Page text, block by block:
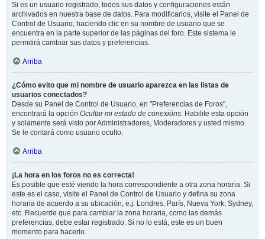
Si es un usuario registrado, todos sus datos y configuraciones están
archivados en nuestra base de datos. Para modificarlos, visite el Panel de
Control de Usuario; haciendo clic en su nombre de usuario que se
encuentra en la parte superior de las páginas del foro. Este sistema le
permitirá cambiar sus datos y preferencias.
Arriba
¿Cómo evito que mi nombre de usuario aparezca en las listas de
usuarios conectados?
Desde su Panel de Control de Usuario, en "Preferencias de Foros",
encontrará la opción Ocultar mi estado de conexións. Habilite esta opción
y solamente será visto por Administradores, Moderadores y usted mismo.
Se le contará como usuario oculto.
Arriba
¡La hora en los foros no es correcta!
Es posible que esté viendo la hora correspondiente a otra zona horaria. Si
este es el caso, visite el Panel de Control de Usuario y defina su zona
horaria de acuerdo a su ubicación, e.j. Londres, París, Nueva York, Sydney,
etc. Recuerde que para cambiar la zona horaria, como las demás
preferencias, debe estar registrado. Si no lo está, este es un buen
momento para hacerlo.